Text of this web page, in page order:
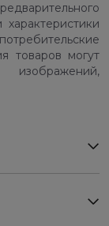
товаров могут